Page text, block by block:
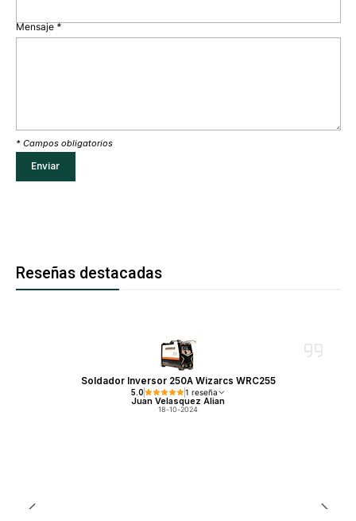
Mensaje*
* Campos obligatorios
Reseñas destacadas
Soldador Inversor 250A Wizarcs WRC255
5.0 1 reseña
Juan Velasquez Alian
18-10-2024